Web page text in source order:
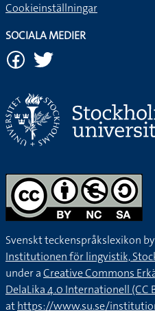
Cookieinställningar
SOCIALA MEDIER
Svenskt teckenspråkslexikon by
Institutionen för lingvistik,
under aCreative Commons
DelaLika 4.0 Internationell (CC
athttps://www.su.se/